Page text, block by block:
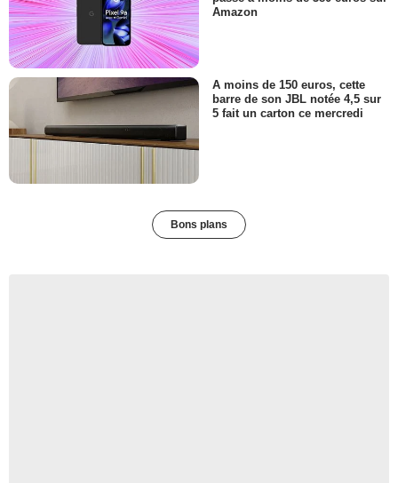
Amazon
A moins de 150 euros, cette
barre de son JBL notée 4,5 sur
5 fait un carton ce mercredi
Bons plans